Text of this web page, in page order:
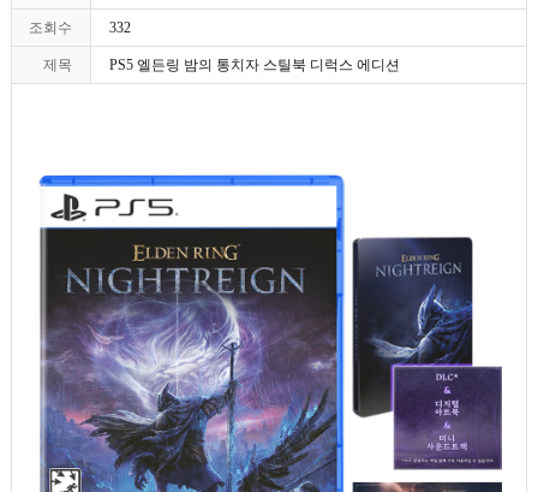
조회수 332
제목 PS5 엘든링 밤의 통치자 스틸북 디럭스 에디션